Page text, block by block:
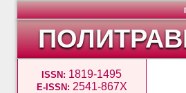
ISSN: 1819-1495
E-ISSN: 2541-867X